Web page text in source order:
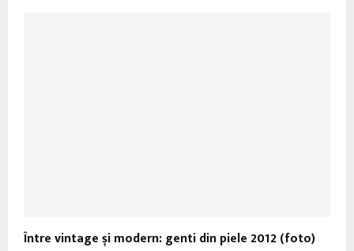
Între vintage și modern: genti din piele 2012 (foto)